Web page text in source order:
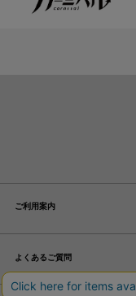
ご利用案内
よくあるご質問